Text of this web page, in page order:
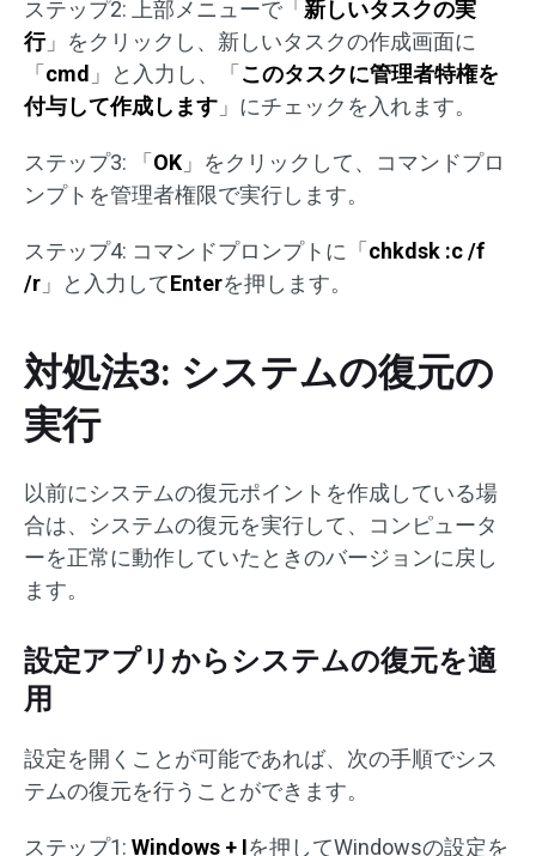
ステップ2: 上部メニューで「 新しいタスクの実
行」をクリックし、新しいタスクの作成画面に
「 cmd 」と入力し、「 このタスクに管理者特権を
付与して作成します 」にチェックを入れます。
ステップ3: 「 OK 」をクリックして、コマンドプロ
ンプトを管理者権限で実行します。
ステップ4: コマンドプロンプトに「 chkdsk :c /f
/r 」と入力してEnterを押します。
対処法3: システムの復元の
実行
以前にシステムの復元ポイントを作成している場
合は、システムの復元を実行して、コンピュータ
ーを正常に動作していたときのバージョンに戻し
ます。
設定アプリからシステムの復元を適
用
設定を開くことが可能であれば、次の手順でシス
テムの復元を行うことができます。
ステップ1: Windows + Iを押してWindowsの設定を